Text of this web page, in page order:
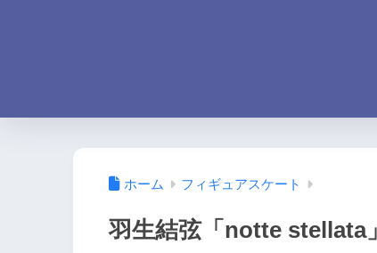
ホーム フィギュアスケート
羽生結弦「notte stellata